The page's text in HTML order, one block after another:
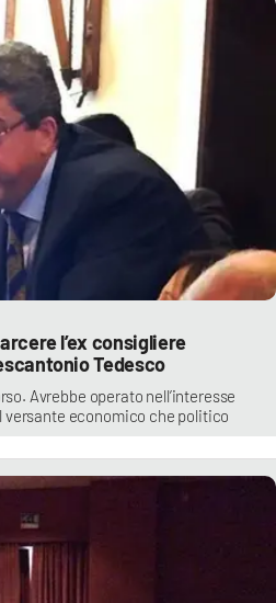
l’ex consigliere
Tedesco
Avrebbe operato nell’interesse
versante economico che politico